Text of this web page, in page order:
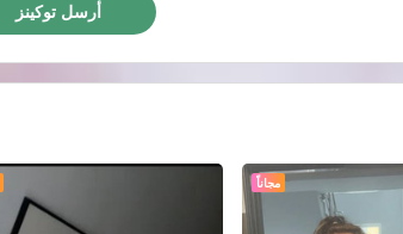
أرسل توكينز
مجاناً